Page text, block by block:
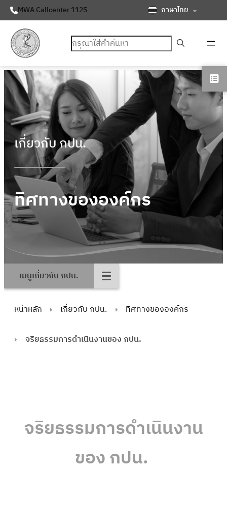
MWA Callcenter 1125 ภาษาไทย
ค้นหา
เกี่ยวกับ กปน.
ทิศทางขององค์กร
เมนูเกี่ยวกับ กปน.
หน้าหลัก เกี่ยวกับ กปน. ทิศทางขององค์กร
จริยธรรมการดำเนินงานของ กปน.
จริยธรรมการดำเนินงาน
ของ กปน.